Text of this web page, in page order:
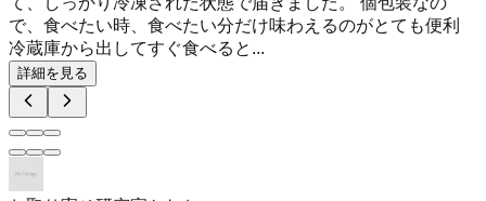
で、食べたい時、食べたい分だけ味わえるのがとても便利
冷蔵庫から出してすぐ食べると...
詳細を見る